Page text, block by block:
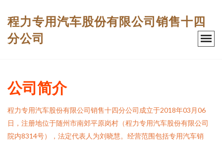
程力专用汽车股份有限公司销售十四
分公司
公司简介
程力专用汽车股份有限公司销售十四分公司成立于2018年03月06
日，注册地位于随州市南郊平原岗村（程力专用汽车股份有限公司
院内8314号），法定代表人为刘晓慧。经营范围包括专用汽车销